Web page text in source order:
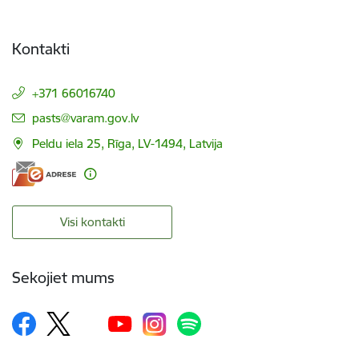
Kontakti
+371 66016740
E-pasts:
pasts@varam.gov.lv
Peldu iela 25, Rīga, LV-1494, Latvija
Visi kontakti
Sekojiet mums